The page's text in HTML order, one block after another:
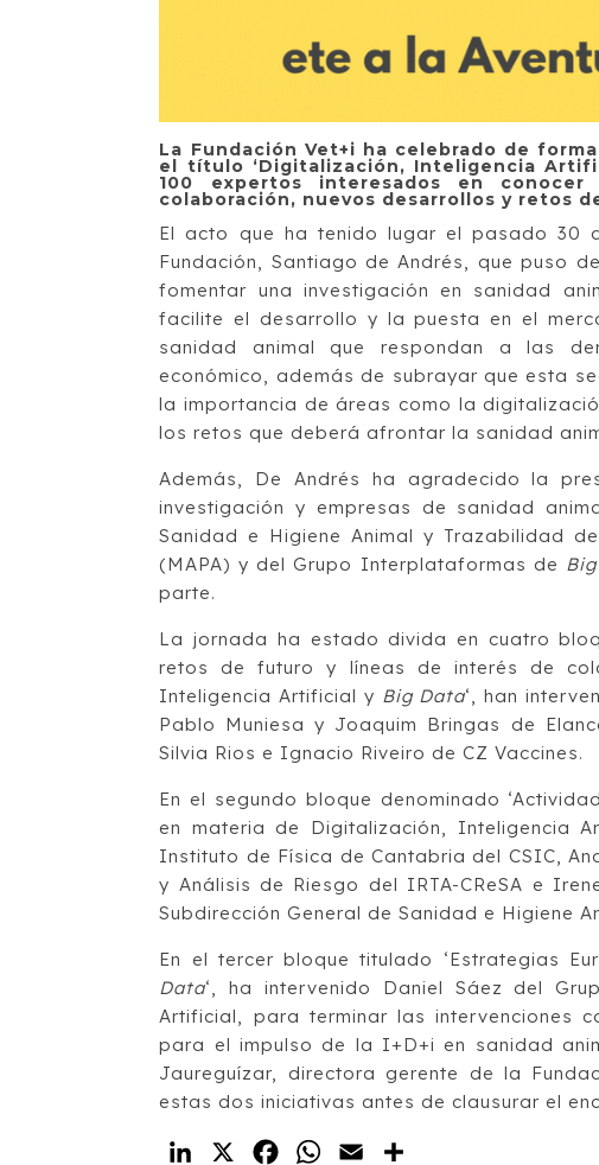
La Fundación Vet+i ha celebrado de
el título ‘Digitalización, Inteligencia
100 expertos interesados en
colaboración, nuevos desarrollos y retos
El acto que ha tenido lugar el pasado 30
Fundación, Santiago de Andrés, que puso
fomentar una investigación en sanidad
facilite el desarrollo y la puesta en el
sanidad animal que respondan a las
económico, además de subrayar que esta
la importancia de áreas como la
los retos que deberá afrontar la sanidad
Además, De Andrés ha agradecido la
investigación y empresas de sanidad
Sanidad e Higiene Animal y Trazabilidad
(MAPA) y del Grupo Interplataformas de
parte.
La jornada ha estado divida en cuatro
retos de futuro y líneas de interés de
Inteligencia Artificial y Big Data‘, han
Pablo Muniesa y Joaquim Bringas de
Silvia Rios e Ignacio Riveiro de CZ Vaccines.
En el segundo bloque denominado
en materia de Digitalización, Inteligencia
Instituto de Física de Cantabria del CSIC,
y Análisis de Riesgo del IRTA-CReSA e
Subdirección General de Sanidad e Higiene
En el tercer bloque titulado ‘Estrategias
Data‘, ha intervenido Daniel Sáez del
Artificial, para terminar las intervenciones
para el impulso de la I+D+i en sanidad
Jaureguízar, directora gerente de la
estas dos iniciativas antes de clausurar el
LinkedIn
X FacebookWhatsApp
Email